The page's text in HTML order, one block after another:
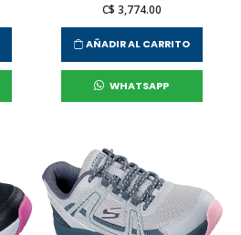
C$ 3,774.00
AÑADIR AL CARRITO
WHATSAPP